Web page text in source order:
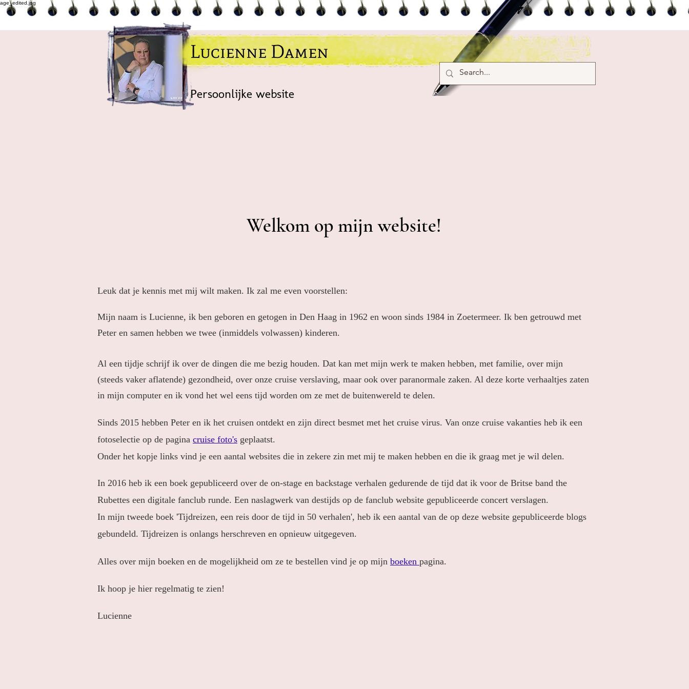
Lucienne Damen
Persoonlijke website
Welkom op mijn website!
Leuk dat je kennis met mij wilt maken. Ik zal me even voorstellen:
Mijn naam is Lucienne, ik ben geboren en getogen in Den Haag in 1962 en woon sinds 1984 in Zoetermeer. Ik ben getrouwd met
Peter en samen hebben we twee (inmiddels volwassen) kinderen.
Al een tijdje schrijf ik over de dingen die me bezig houden. Dat kan met mijn werk te maken hebben, met familie, over mijn
(steeds vaker aflatende) gezondheid, over onze cruise verslaving, maar ook over paranormale zaken. Al deze korte verhaaltjes zaten
in mijn computer en ik vond het wel eens tijd worden om ze met de buitenwereld te delen.
Sinds 2015 hebben Peter en ik het cruisen ontdekt en zijn direct besmet met het cruise virus. Van onze cruise vakanties heb ik een
fotoselectie op de pagina cruise foto's geplaatst.
Onder het kopje links vind je een aantal websites die in zekere zin met mij te maken hebben en die ik graag met je wil delen.
In 2016 heb ik een boek gepubliceerd over de on-stage en backstage verhalen gedurende de tijd dat ik voor de Britse band the
Rubettes een digitale fanclub runde. Een naslagwerk van destijds op de fanclub website gepubliceerde concert verslagen.
In mijn tweede boek 'Tijdreizen, een reis door de tijd in 50 verhalen', heb ik een aantal van de op deze website gepubliceerde blogs
gebundeld. Tijdreizen is onlangs herschreven en opnieuw uitgegeven.
Alles over mijn boeken en de mogelijkheid om ze te bestellen vind je op mijn boeken pagina.
Ik hoop je hier regelmatig te zien!
Lucienne